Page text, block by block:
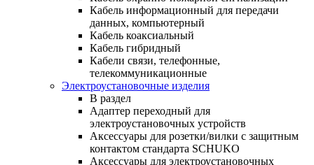
Кабель информационный для передачи
данных, компьютерный
Кабель коаксиальный
Кабель гибридный
Кабели связи, телефонные,
телекоммуникационные
Электроустановочные изделия
В раздел
Адаптер переходный для
электроустановочных устройств
Аксессуары для розетки/вилки с защитным
контактом стандарта SCHUKO
Аксессуары для электроустановочных